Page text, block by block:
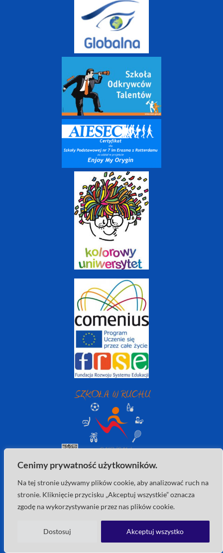
Cenimy prywatność użytkowników.
Na tej stronie używamy plików cookie, aby analizować ruch na
stronie. Kliknięcie przycisku „Akceptuj wszystkie” oznacza
zgodę na wykorzystywanie przez nas plików cookie.
Dostosuj Akceptuj wszystko